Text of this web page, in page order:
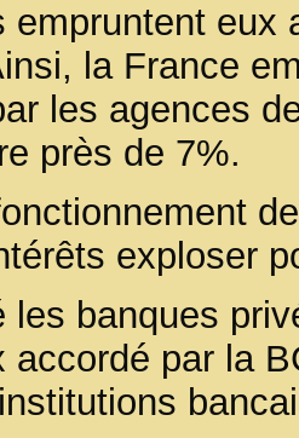
eux
la France
les agences
près de 7%.
exploser
les banques
accordé par la